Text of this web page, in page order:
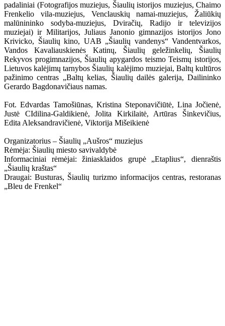
padaliniai (Fotografijos muziejus, Šiaulių istorijos muziejus, Chaimo
Frenkelio vila-muziejus, Venclauskių namai-muziejus, Žaliūkių
malūnininko sodyba-muziejus, Dviračių, Radijo ir televizijos
muziejai) ir Militarijos, Juliaus Janonio gimnazijos istorijos Jono
Krivicko, Šiaulių kino, UAB „Šiaulių vandenys“ Vandentvarkos,
Vandos Kavaliauskienės Katinų, Šiaulių geležinkelių, Šiaulių
Rekyvos progimnazijos, Šiaulių apygardos teismo Teismų istorijos,
Lietuvos kalėjimų tarnybos Šiaulių kalėjimo muziejai, Baltų kultūros
pažinimo centras „Baltų kelias, Šiaulių dailės galerija, Dailininko
Gerardo Bagdonavičiaus namas.
Fot. Edvardas Tamošiūnas, Kristina Steponavičiūtė, Lina Jočienė,
Justė CIdilina-Galdikienė, Jolita Kirkilaitė, Artūras Šinkevičius,
Edita Aleksandravičienė, Viktorija Mišeikienė
Organizatorius – Šiaulių „Aušros“ muziejus
Rėmėja: Šiaulių miesto savivaldybė
Informaciniai rėmėjai: žiniasklaidos grupė „Etaplius“, dienraštis
„Šiaulių kraštas“
Draugai: Busturas, Šiaulių turizmo informacijos centras, restoranas
„Bleu de Frenkel“